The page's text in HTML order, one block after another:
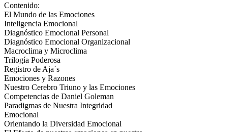
Contenido:
El Mundo de las Emociones
Inteligencia Emocional
Diagnóstico Emocional Personal
Diagnóstico Emocional Organizacional
Macroclima y Microclima
Trilogía Poderosa
Registro de Aja´s
Emociones y Razones
Nuestro Cerebro Triuno y las Emociones
Competencias de Daniel Goleman
Paradigmas de Nuestra Integridad
Emocional
Orientando la Diversidad Emocional